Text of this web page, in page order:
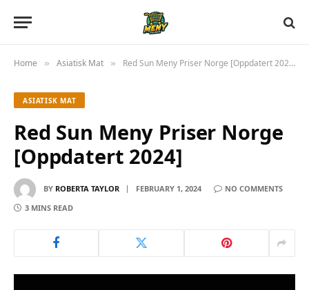
Home » Asiatisk Mat » Red Sun Meny Priser Norge [Oppdatert 2024]
ASIATISK MAT
Red Sun Meny Priser Norge
[Oppdatert 2024]
BY ROBERTA TAYLOR FEBRUARY 1, 2024
NO COMMENTS
3 MINS READ